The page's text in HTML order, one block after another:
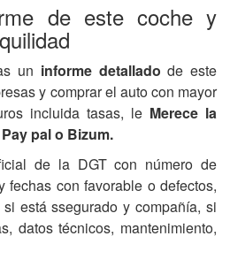
de este coche y
un informe detalladode este
y comprar el auto con mayor
incluida tasas, le Merece la
Pay pal o Bizum.
de la DGT con número de
fechas con favorable o defectos,
está ssegurado y compañía, si
datos técnicos, mantenimiento,